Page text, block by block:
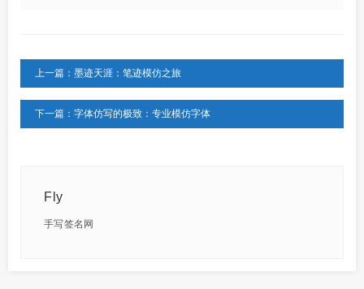
上一篇：墨迹天涯：笔迹模仿之旅
下一篇：字体仿写的极致：专业模仿字体
Fly
手写签名网